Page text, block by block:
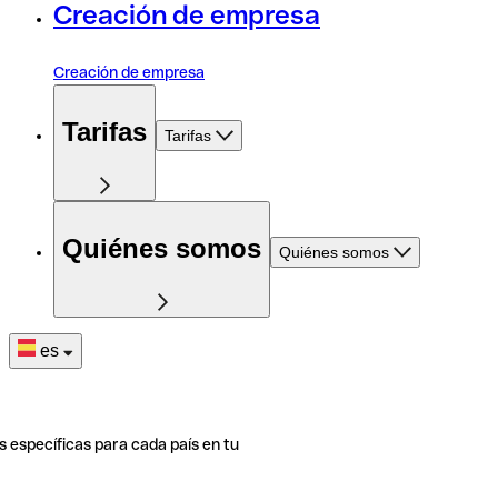
Creación de empresa
Creación de empresa
Tarifas Tarifas
Quiénes somos Quiénes somos
es
específicas para cada país en tu